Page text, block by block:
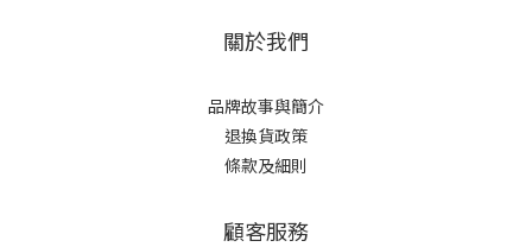
關於我們
品牌故事與簡介
退換貨政策
條款及細則
顧客服務